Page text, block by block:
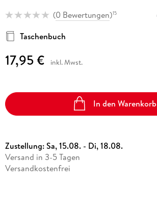
(0 Bewertungen)15
Taschenbuch
17,95 € inkl. Mwst.
In den Warenkorb
Zustellung:Sa, 15.08. - Di, 18.08.
Versand in 3-5 Tagen
Versandkostenfrei